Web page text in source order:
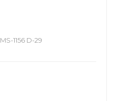
MS-1156 D-29